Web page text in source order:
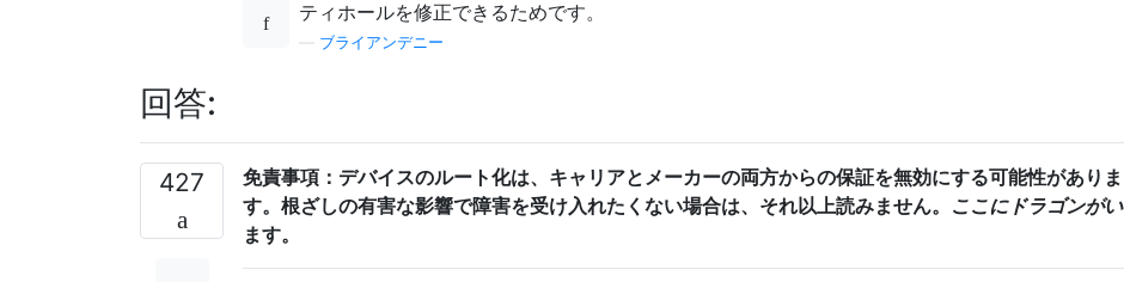
ティホールを修正できるためです。
ブライアンデニー
回答:
427
免責事項：デバイスのルート化は、キャリアとメーカーの両方からの保証を無効にする可能性がありま
す。根ざしの有害な影響で障害を受け入れたくない場合は、それ以上読みません。 ここにドラゴンがい
ます。